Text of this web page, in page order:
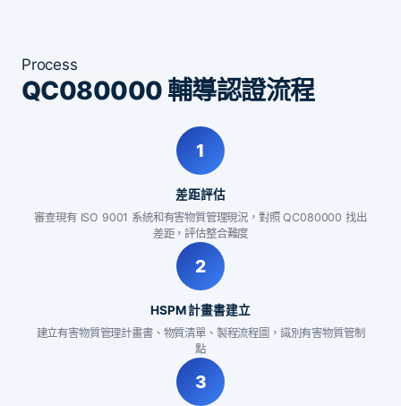
Process
QC080000 輔導認證流程
1
差距評估
審查現有 ISO 9001 系統和有害物質管理現況，對照 QC080000 找出
差距，評估整合難度
2
HSPM 計畫書建立
建立有害物質管理計畫書、物質清單、製程流程圖，識別有害物質管制
點
3